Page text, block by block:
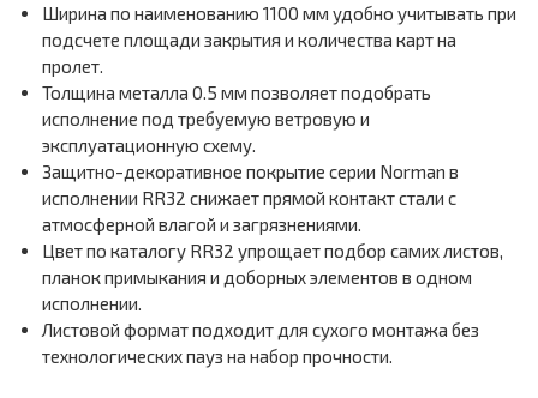
Ширина по наименованию 1100 мм удобно учитывать при
подсчете площади закрытия и количества карт на
пролет.
Толщина металла 0.5 мм позволяет подобрать
исполнение под требуемую ветровую и
эксплуатационную схему.
Защитно-декоративное покрытие серии Norman в
исполнении RR32 снижает прямой контакт стали с
атмосферной влагой и загрязнениями.
Цвет по каталогу RR32 упрощает подбор самих листов,
планок примыкания и доборных элементов в одном
исполнении.
Листовой формат подходит для сухого монтажа без
технологических пауз на набор прочности.